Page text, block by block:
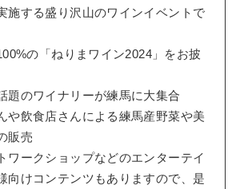
施する盛り沢山のワインイベントで
の「ねりまワイン2024」をお披
題のワイナリーが練馬に大集合
や飲食店さんによる練馬産野菜や美
販売
ワークショップなどのエンターテイ
向けコンテンツもありますので、是